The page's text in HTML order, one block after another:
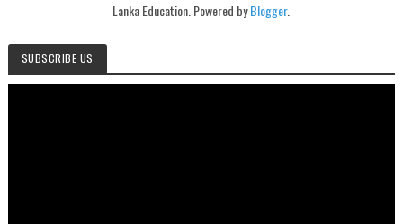
Lanka Education. Powered byBlogger.
SUBSCRIBE US